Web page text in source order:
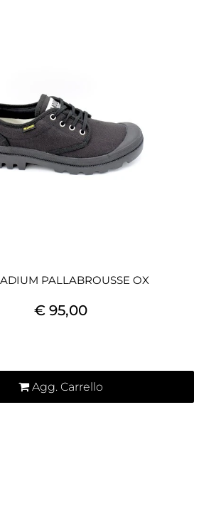
PALLABROUSSE OX
€ 95,00
Agg. Carrello